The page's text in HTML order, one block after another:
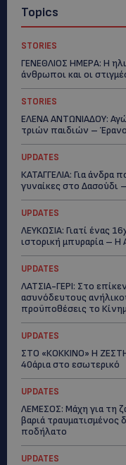
Topics
STORIES
ΓΕΝΕΘΛΙΟΣ ΗΜΕΡΑ: Η
άνθρωποι και οι
STORIES
ΕΛΕΝΑ ΑΝΤΩΝΙΑΔΟΥ:
τριών παιδιών –
UPDATES
ΚΑΤΑΓΓΕΛΙΑ: Για άνδρα
γυναίκες στο Δασούδι
UPDATES
ΛΕΥΚΩΣΙΑ: Γιατί ένας
ιστορική μπυραρία – Η
UPDATES
ΛΑΤΣΙΑ-ΓΕΡΙ: Στο
ασυνόδευτους
προϋποθέσεις το
UPDATES
ΣΤΟ «ΚΟΚΚΙΝΟ» Η
40άρια στο εσωτερικό
UPDATES
ΛΕΜΕΣΟΣ: Μάχη για τη
βαριά τραυματισμένος
ποδήλατο
UPDATES